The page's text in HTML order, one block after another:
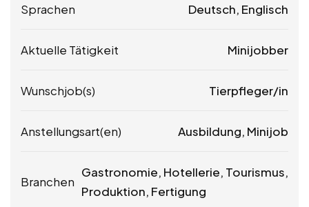
Sprachen Deutsch, Englisch
Aktuelle Tätigkeit Minijobber
Wunschjob(s) Tierpfleger/in
Anstellungsart(en) Ausbildung, Minijob
Branchen
Gastronomie, Hotellerie, Tourismus,
Produktion, Fertigung